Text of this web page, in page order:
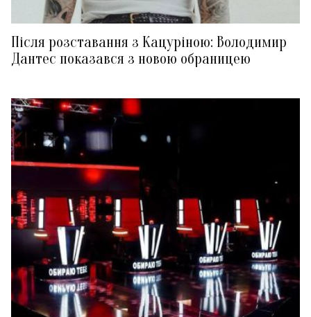
Після розставання з Кацуріною: Володимир
Дантес показався з новою обраницею